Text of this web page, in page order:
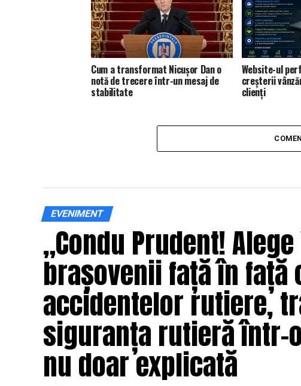
Cum a transformat Nicușor Dan o
notă de trecere într-un mesaj de
stabilitate
Website-ul
creșterii
clienți
EVENIMENT
„Condu Prudent!
brașovenii față în față
accidentelor rutiere,
siguranța rutieră într-
nu doar explicată